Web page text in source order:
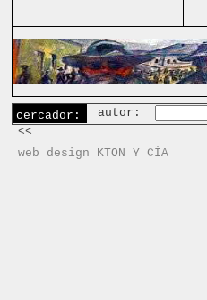
cercador: autor:
<<
web design KTON Y CÍA